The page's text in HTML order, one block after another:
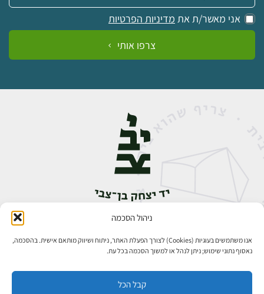
ניהול הסכמה
אנו משתמשים בעוגיות (Cookies) לצורך הפעלת האתר, ניתוח ושיווק מותאם אישית. בהסכמה,
נאסוף נתוני שימוש; ניתן לנהל או למשוך הסכמה בכל עת.
קבל הכל
אני מאשר/ת את מדיניות הפרטיות
צרפו אותי
אבן גבירול 14, רחביה, ירושלים